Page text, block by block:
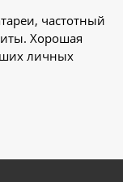
частотный
Хорошая
личных